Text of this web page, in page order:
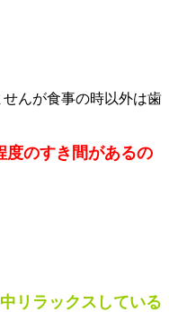
んが食事の時以外は歯
度のすき間があるの
リラックスしている